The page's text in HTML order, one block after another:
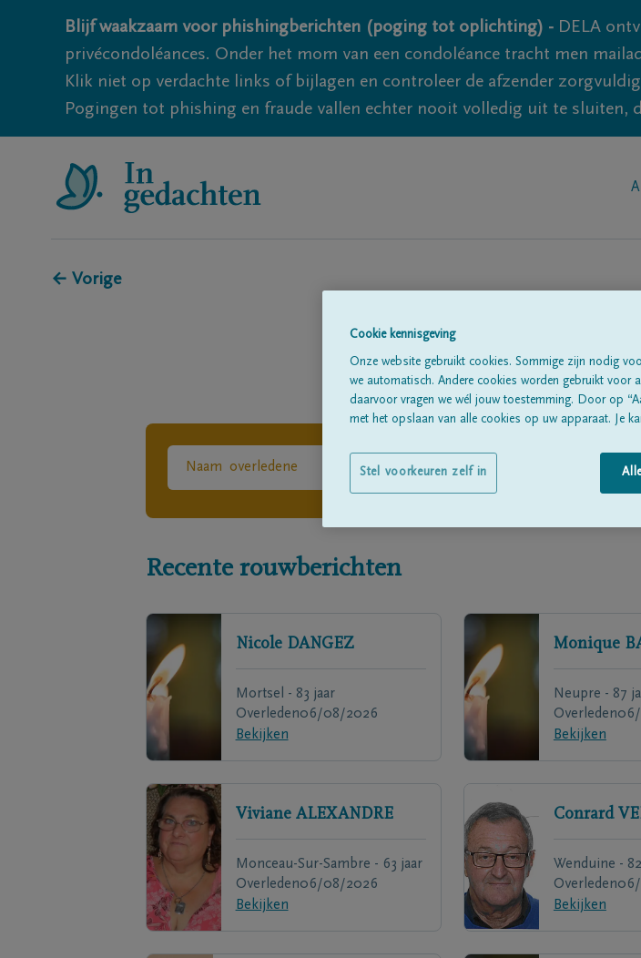
Blijf waakzaam voor phishingberichten (poging tot oplichting) - DELA
privécondoléances. Onder het mom van een condoléance tracht men
Klik niet op verdachte links of bijlagen en controleer de afzender
Pogingen tot phishing en fraude vallen echter nooit volledig uit te sluiten,
← Vorige
Recente rouwberichten
Nicole DANGEZ
Mortsel - 83 jaar
Overleden06/08/2026
Bekijken
Monique
Neupre - 87
Overleden
Bekijken
Viviane ALEXANDRE
Monceau-Sur-Sambre - 63 jaar
Overleden06/08/2026
Bekijken
Conrard
Wenduine -
Overleden
Bekijken
Cookie kennisgeving
Onze website gebruikt cookies. Sommige zijn nodig
we automatisch. Andere cookies worden gebruikt voor
daarvoor vragen we wél jouw toestemming. Door op
met het opslaan van alle cookies op uw apparaat. Je
Stel voorkeuren zelf in